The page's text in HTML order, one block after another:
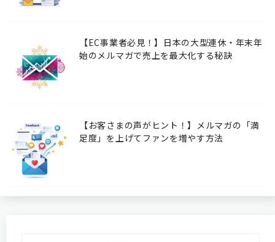
【EC事業者必見！】日本の大型連休・年末年
始のメルマガで売上を最大化する秘訣
【お客さまの声がヒント！】メルマガの「満
足度」を上げてファンを増やす方法